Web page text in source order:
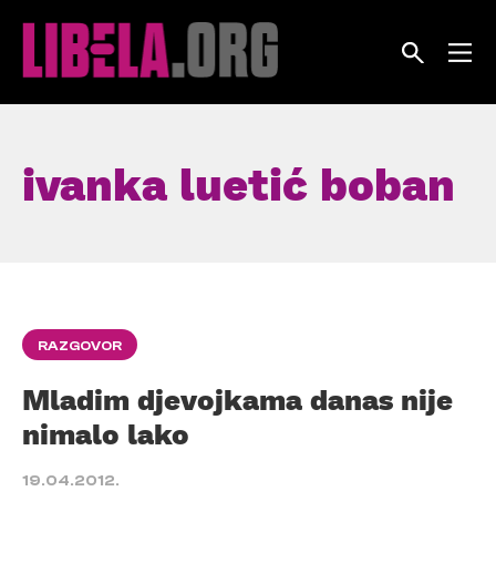
ivanka luetić boban
RAZGOVOR
Mladim djevojkama danas nije
nimalo lako
19.04.2012.